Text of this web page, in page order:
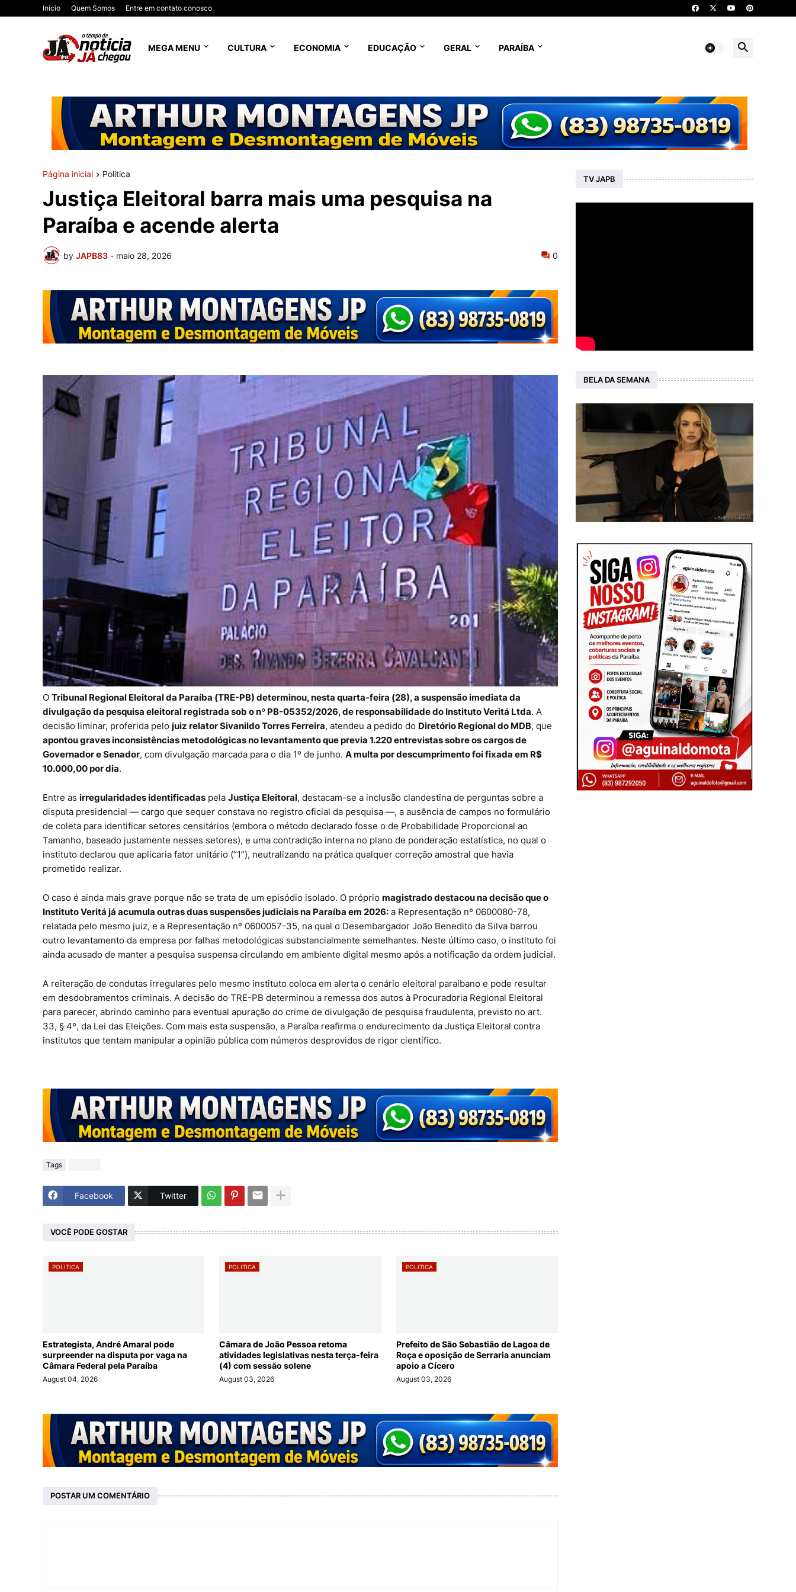
Início Quem Somos Entre em contato conosco
MEGA MENU CULTURA ECONOMIA EDUCAÇÃO GERAL PARAÍBA
Página inicial Politica
Justiça Eleitoral barra mais uma pesquisa na
Paraíba e acende alerta
by JAPB83 - maio 28, 2026 0
O Tribunal Regional Eleitoral da Paraíba (TRE-PB) determinou, nesta quarta-feira (28), a suspensão imediata da
divulgação da pesquisa eleitoral registrada sob o nº PB-05352/2026, de responsabilidade do Instituto Veritá Ltda. A
decisão liminar, proferida pelo juiz relator Sivanildo Torres Ferreira, atendeu a pedido do Diretório Regional do MDB, que
apontou graves inconsistências metodológicas no levantamento que previa 1.220 entrevistas sobre os cargos de
Governador e Senador, com divulgação marcada para o dia 1º de junho. A multa por descumprimento foi fixada em R$
10.000,00 por dia.
Entre as irregularidades identificadas pela Justiça Eleitoral, destacam-se a inclusão clandestina de perguntas sobre a
disputa presidencial — cargo que sequer constava no registro oficial da pesquisa —, a ausência de campos no formulário
de coleta para identificar setores censitários (embora o método declarado fosse o de Probabilidade Proporcional ao
Tamanho, baseado justamente nesses setores), e uma contradição interna no plano de ponderação estatística, no qual o
instituto declarou que aplicaria fator unitário (“1”), neutralizando na prática qualquer correção amostral que havia
prometido realizar.
O caso é ainda mais grave porque não se trata de um episódio isolado. O próprio magistrado destacou na decisão que o
Instituto Veritá já acumula outras duas suspensões judiciais na Paraíba em 2026: a Representação nº 0600080-78,
relatada pelo mesmo juiz, e a Representação nº 0600057-35, na qual o Desembargador João Benedito da Silva barrou
outro levantamento da empresa por falhas metodológicas substancialmente semelhantes. Neste último caso, o instituto foi
ainda acusado de manter a pesquisa suspensa circulando em ambiente digital mesmo após a notificação da ordem judicial.
A reiteração de condutas irregulares pelo mesmo instituto coloca em alerta o cenário eleitoral paraibano e pode resultar
em desdobramentos criminais. A decisão do TRE-PB determinou a remessa dos autos à Procuradoria Regional Eleitoral
para parecer, abrindo caminho para eventual apuração do crime de divulgação de pesquisa fraudulenta, previsto no art.
33, § 4º, da Lei das Eleições. Com mais esta suspensão, a Paraíba reafirma o endurecimento da Justiça Eleitoral contra
institutos que tentam manipular a opinião pública com números desprovidos de rigor científico.
Tags
Facebook Twitter
VOCÊ PODE GOSTAR
POLITICA
Estrategista, André Amaral pode
surpreender na disputa por vaga na
Câmara Federal pela Paraíba
August 04, 2026
POLITICA
Câmara de João Pessoa retoma
atividades legislativas nesta terça-feira
(4) com sessão solene
August 03, 2026
POLITICA
Prefeito de São Sebastião de Lagoa de
Roça e oposição de Serraria anunciam
apoio a Cícero
August 03, 2026
POSTAR UM COMENTÁRIO
TV JAPB
BELA DA SEMANA